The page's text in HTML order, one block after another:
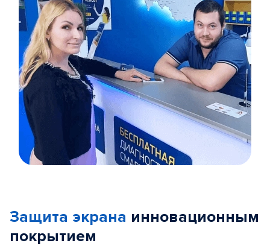
5
Защита экрана инновационным
покрытием